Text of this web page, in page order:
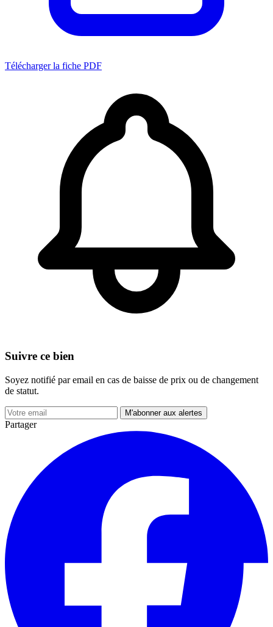
Télécharger la fiche PDF
Suivre ce bien
Soyez notifié par email en cas de baisse de prix ou de changement
de statut.
M'abonner aux alertes
Partager